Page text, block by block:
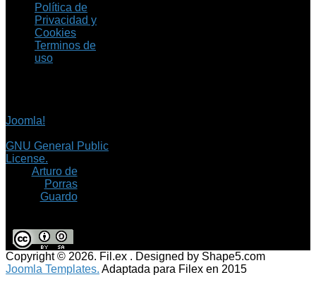
Política de
Privacidad y
Cookies
Terminos de
uso
Joomla!
GNU General Public
License.
Arturo de
Porras
Guardo
Copyright © 2026. Fil.ex . Designed by Shape5.com
Joomla Templates. Adaptada para Filex en 2015